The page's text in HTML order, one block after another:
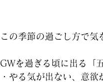
この季節の過ごし方で
GWを過ぎる頃に出る「
・やる気が出ない、意欲